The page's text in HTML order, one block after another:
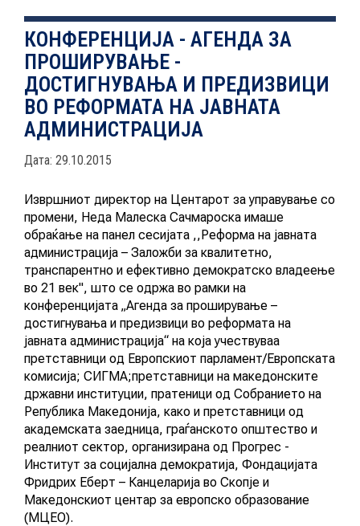
УСЛУГИ
КАТАЛОГ НА УСЛУГИ
ПОВИЦИ
АКТУЕЛНИ ПОВИЦИ
АРХИВА
ИНИЦИЈАТИВИ
ПОСТАПКА
ПОДНЕСИ ИНИЦИЈАТИВА
ПОДДРЖИ ИНИЦИЈАТИВА
МУЛТИМЕДИЈА
ГАЛЕРИЈА
КОНФЕРЕНЦИЈА - АГЕНДА ЗА
ПРОШИРУВАЊЕ -
ДОСТИГНУВАЊА И ПРЕДИЗВИЦИ
ВО РЕФОРМАТА НА ЈАВНАТА
АДМИНИСТРАЦИЈА
Дата: 29.10.2015
Извршниот директор на Центарот за управување со
промени, Неда Малеска Сачмароска имаше
обраќање на панел сесијата ,,Реформа на јавната
администрација – Заложби за квалитетно,
транспарентно и ефективно демократско владеење
во 21 век", што се одржа во рамки на
конференцијата „Агенда за проширување –
достигнувања и предизвици во реформата на
јавната администрација“ на која учествуваа
претставници од Европскиот парламент/Европската
комисија; СИГМА;претставници на македонските
државни институции, пратеници од Собранието на
Република Македонија, како и претставници од
академската заедница, граѓанското општество и
реалниот сектор, организирана од Прогрес -
Институт за социјална демократија, Фондацијата
Фридрих Еберт – Канцеларија во Скопје и
Македонскиот центар за европско образование
(МЦЕО).